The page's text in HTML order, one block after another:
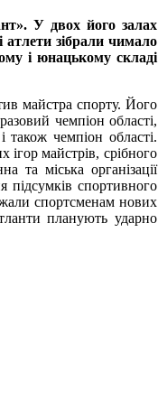
У двох його залах
атлети зібрали чимало
і юнацькому складі
майстра спорту. Його
чемпіон області,
чемпіон області.
майстрів, срібного
та міська організації
підсумків спортивного
спортсменам нових
планують ударно